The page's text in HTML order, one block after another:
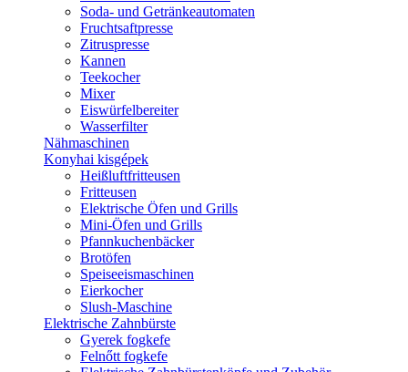
Soda- und Getränkeautomaten
Fruchtsaftpresse
Zitruspresse
Kannen
Teekocher
Mixer
Eiswürfelbereiter
Wasserfilter
Nähmaschinen
Konyhai kisgépek
Heißluftfritteusen
Fritteusen
Elektrische Öfen und Grills
Mini-Öfen und Grills
Pfannkuchenbäcker
Brotöfen
Speiseeismaschinen
Eierkocher
Slush-Maschine
Elektrische Zahnbürste
Gyerek fogkefe
Felnőtt fogkefe